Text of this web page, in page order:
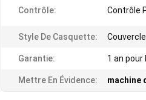
Contrôle: Contrôle
Style De Casquette:
Garantie: 1 an
Mettre En Évidence: machine